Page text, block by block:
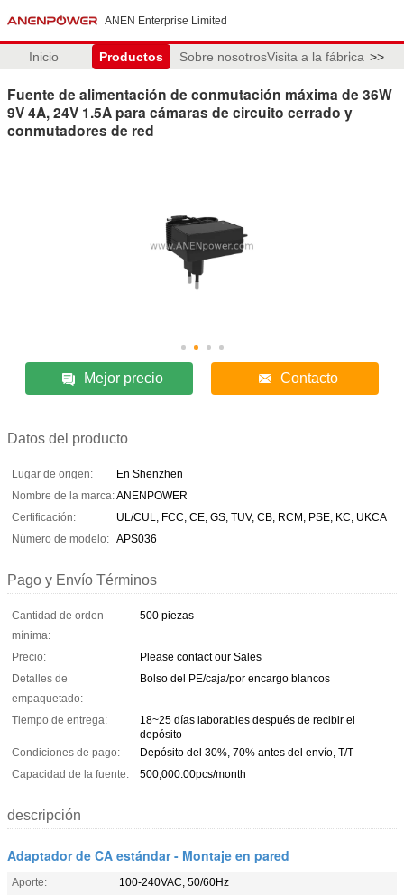
ANEN Enterprise Limited
Inicio Productos Sobre nosotrosVisita a la fábrica >>
Fuente de alimentación de conmutación máxima de 36W
9V 4A, 24V 1.5A para cámaras de circuito cerrado y
conmutadores de red
Mejor precio Contacto
Datos del producto
Lugar de origen:
En Shenzhen
Nombre de la marca:ANENPOWER
Certificación:
UL/CUL, FCC, CE, GS, TUV, CB, RCM, PSE, KC, UKCA
Número de modelo: APS036
Pago y Envío Términos
Cantidad de orden
mínima:
500 piezas
Precio:
Please contact our Sales
Detalles de
empaquetado:
Bolso del PE/caja/por encargo blancos
Tiempo de entrega:
18~25 días laborables después de recibir el
depósito
Condiciones de pago:
Depósito del 30%, 70% antes del envío, T/T
Capacidad de la fuente:
500,000.00pcs/month
descripción
Adaptador de CA estándar - Montaje en pared
Aporte:
100-240VAC, 50/60Hz